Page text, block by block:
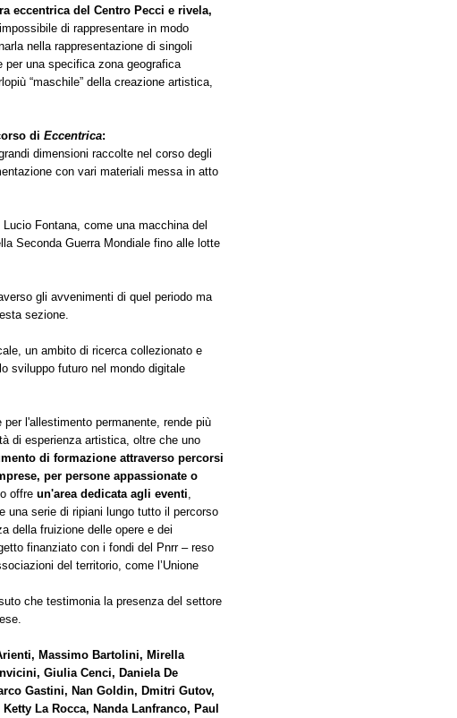
eccentrica del Centro Pecci e rivela,
di rappresentare in modo
nella rappresentazione di singoli
una specifica zona geografica
“maschile” della creazione artistica,
di Eccentrica:
dimensioni raccolte nel corso degli
con vari materiali messa in atto
Fontana, come una macchina del
Seconda Guerra Mondiale fino alle lotte
gli avvenimenti di quel periodo ma
sezione.
un ambito di ricerca collezionato e
sviluppo futuro nel mondo digitale
l'allestimento permanente, rende più
di esperienza artistica, oltre che uno
di formazione attraverso percorsi
per persone appassionate o
offre un'area dedicata agli eventi
una serie di ripiani lungo tutto il percorso
della fruizione delle opere e dei
finanziato con i fondi del Pnrr – reso
del territorio, come l’Unione
che testimonia la presenza del settore
Massimo Bartolini, Mirella
Giulia Cenci, Daniela De
Gastini, Nan Goldin, Dmitri Gutov,
La Rocca, Nanda Lanfranco, Paul